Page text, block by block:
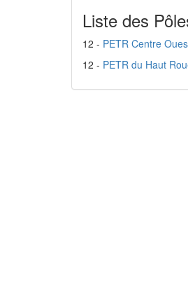
Liste des
12 - PETR Centre
12 - PETR du Haut